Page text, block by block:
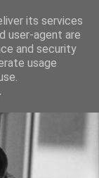
its services
user-agent are
and security
usage